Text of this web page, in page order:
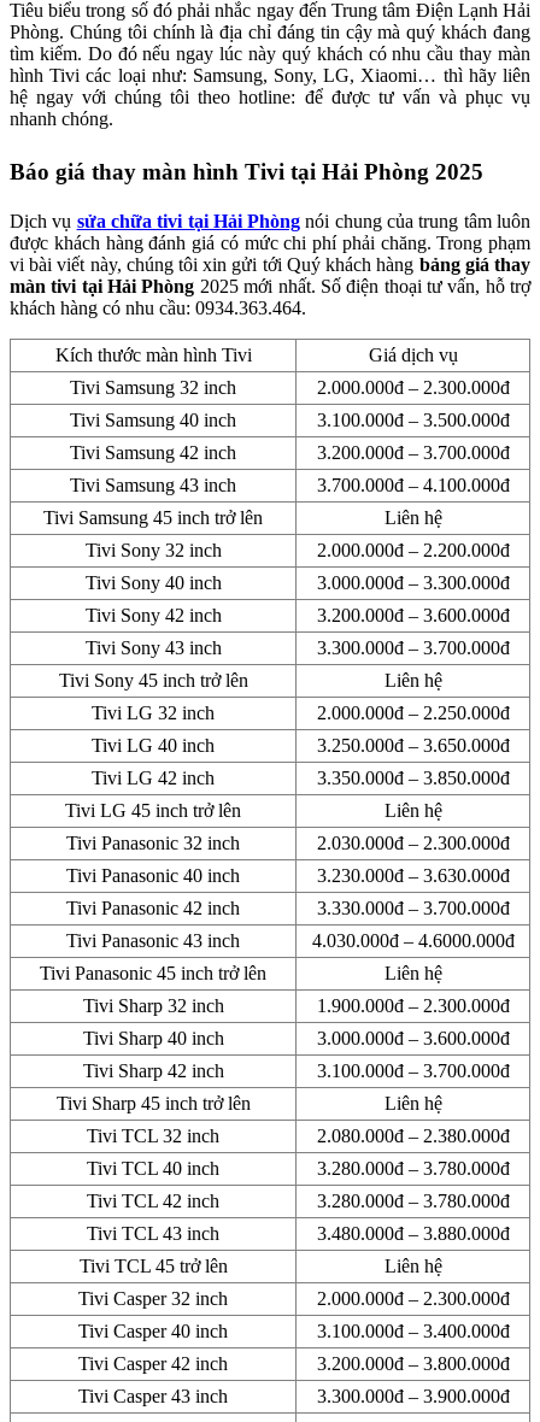
Tiêu biểu trong số đó phải nhắc ngay đến Trung tâm Điện Lạnh Hải
Phòng. Chúng tôi chính là địa chỉ đáng tin cậy mà quý khách đang
tìm kiếm. Do đó nếu ngay lúc này quý khách có nhu cầu thay màn
hình Tivi các loại như: Samsung, Sony, LG, Xiaomi… thì hãy liên
hệ ngay với chúng tôi theo hotline: để được tư vấn và phục vụ
nhanh chóng.
Báo giá thay màn hình Tivi tại Hải Phòng 2025
Dịch vụ sửa chữa tivi tại Hải Phòng nói chung của trung tâm luôn
được khách hàng đánh giá có mức chi phí phải chăng. Trong phạm
vi bài viết này, chúng tôi xin gửi tới Quý khách hàng bảng giá thay
màn tivi tại Hải Phòng 2025 mới nhất. Số điện thoại tư vấn, hỗ trợ
khách hàng có nhu cầu: 0934.363.464.
Kích thước màn hình Tivi
Giá dịch vụ
Tivi Samsung 32 inch
2.000.000đ – 2.300.000đ
Tivi Samsung 40 inch
3.100.000đ – 3.500.000đ
Tivi Samsung 42 inch
3.200.000đ – 3.700.000đ
Tivi Samsung 43 inch
3.700.000đ – 4.100.000đ
Tivi Samsung 45 inch trở lên
Liên hệ
Tivi Sony 32 inch
2.000.000đ – 2.200.000đ
Tivi Sony 40 inch
3.000.000đ – 3.300.000đ
Tivi Sony 42 inch
3.200.000đ – 3.600.000đ
Tivi Sony 43 inch
3.300.000đ – 3.700.000đ
Tivi Sony 45 inch trở lên
Liên hệ
Tivi LG 32 inch
2.000.000đ – 2.250.000đ
Tivi LG 40 inch
3.250.000đ – 3.650.000đ
Tivi LG 42 inch
3.350.000đ – 3.850.000đ
Tivi LG 45 inch trở lên
Liên hệ
Tivi Panasonic 32 inch
2.030.000đ – 2.300.000đ
Tivi Panasonic 40 inch
3.230.000đ – 3.630.000đ
Tivi Panasonic 42 inch
3.330.000đ – 3.700.000đ
Tivi Panasonic 43 inch
4.030.000đ – 4.6000.000đ
Tivi Panasonic 45 inch trở lên
Liên hệ
Tivi Sharp 32 inch
1.900.000đ – 2.300.000đ
Tivi Sharp 40 inch
3.000.000đ – 3.600.000đ
Tivi Sharp 42 inch
3.100.000đ – 3.700.000đ
Tivi Sharp 45 inch trở lên
Liên hệ
Tivi TCL 32 inch
2.080.000đ – 2.380.000đ
Tivi TCL 40 inch
3.280.000đ – 3.780.000đ
Tivi TCL 42 inch
3.280.000đ – 3.780.000đ
Tivi TCL 43 inch
3.480.000đ – 3.880.000đ
Tivi TCL 45 trở lên
Liên hệ
Tivi Casper 32 inch
2.000.000đ – 2.300.000đ
Tivi Casper 40 inch
3.100.000đ – 3.400.000đ
Tivi Casper 42 inch
3.200.000đ – 3.800.000đ
Tivi Casper 43 inch
3.300.000đ – 3.900.000đ